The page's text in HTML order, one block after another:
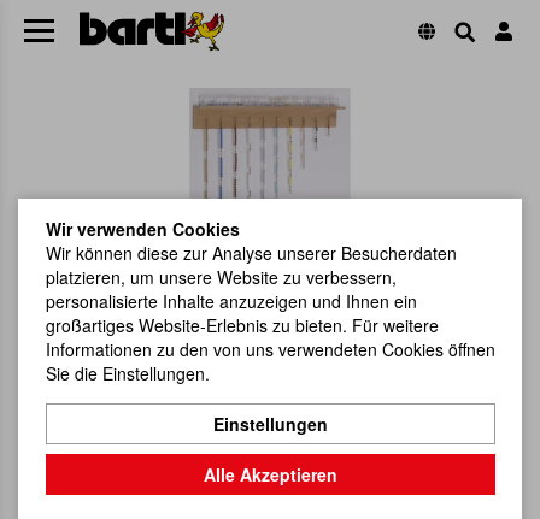
Wir verwenden Cookies
Wir können diese zur Analyse unserer Besucherdaten
platzieren, um unsere Website zu verbessern,
personalisierte Inhalte anzuzeigen und Ihnen ein
großartiges Website-Erlebnis zu bieten. Für weitere
Informationen zu den von uns verwendeten Cookies öffnen
Sie die Einstellungen.
Einstellungen
Alle Akzeptieren